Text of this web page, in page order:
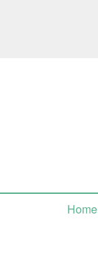
Home